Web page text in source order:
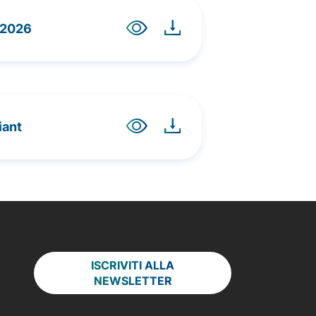
ISCRIVITI ALLA
NEWSLETTER